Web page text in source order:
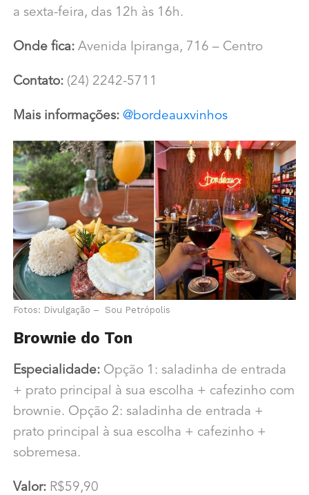
a sexta-feira, das 12h às 16h.
Onde fica:Avenida Ipiranga, 716 – Centro
Contato:(24) 2242-5711
Mais informações: @bordeauxvinhos
Fotos: Divulgação – Sou Petrópolis
Brownie do Ton
Especialidade:Opção 1: saladinha de entrada
+ prato principal à sua escolha + cafezinho com
brownie. Opção 2: saladinha de entrada +
prato principal à sua escolha + cafezinho +
sobremesa.
Valor: R$59,90